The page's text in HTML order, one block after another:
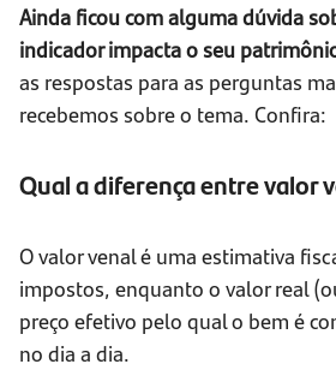
Ainda ficou com alguma dúvida
indicador impacta o seu
as respostas para as perguntas
recebemos sobre o tema. Confira:
Qual a diferença entre valor
O valor venal é uma estimativa
impostos, enquanto o valor real
preço efetivo pelo qual o bem é
no dia a dia.